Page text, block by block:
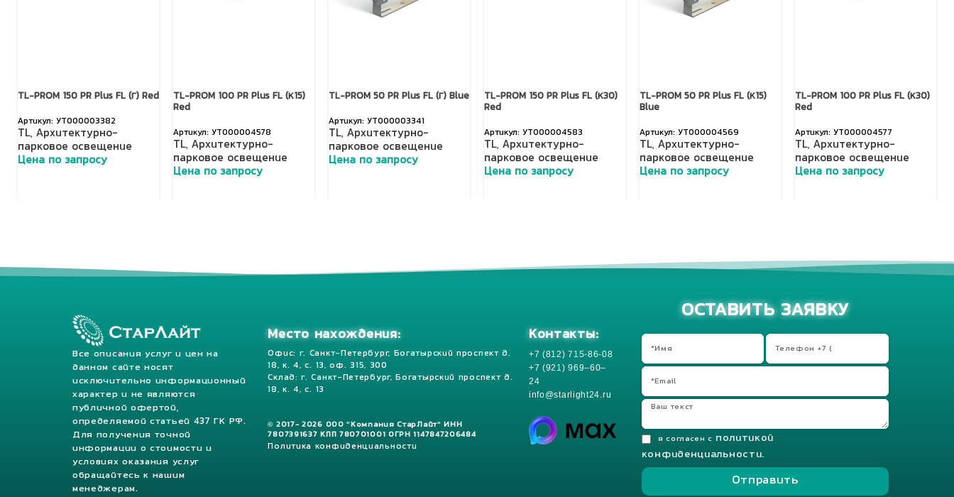
TL-PROM 150 PR Plus FL (Г) Red
УТ000003382
TL, Архитектурно-
парковое освещение
Цена по запросу
TL-PROM 100 PR Plus FL (К15)
Red
УТ000004578
TL, Архитектурно-
парковое освещение
Цена по запросу
TL-PROM 50 PR Plus FL (Г) Blue
УТ000003341
TL, Архитектурно-
парковое освещение
Цена по запросу
TL-PROM 150 PR Plus FL (К30)
Red
УТ000004583
TL, Архитектурно-
парковое освещение
Цена по запросу
TL-PROM 50 PR Plus FL (К15)
Blue
УТ000004569
TL, Архитектурно-
парковое освещение
Цена по запросу
TL-PROM 100 PR Plus FL (К30)
Red
УТ000004577
TL, Архитектурно-
парковое освещение
Цена по запросу
Все описания услуг и цен на
данном сайте носят
исключительно информационный
характер и не являются
публичной офертой,
определяемой статьей 437 ГК РФ.
Для получения точной
информации о стоимости и
условиях оказания услуг
обращайтесь к нашим
менеджерам.
Место нахождения:
Офис: г. Санкт-Петербург, Богатырский проспект д.
18, к. 4, с. 13, оф. 315, 300
Склад: г. Санкт-Петербург, Богатырский проспект д.
18, к. 4, с. 13
© 2017- 2026 ООО "Компания СтарЛайт" ИНН
7807391637 КПП 780701001 ОГРН 1147847206484
Политика конфиденциальности
Контакты:
+7 (812) 715-86-08
+7 (921) 969–60–
24
info@starlight24.ru
ОСТАВИТЬ ЗАЯВКУ
я согласен с политикой
конфиденциальности.
Отправить